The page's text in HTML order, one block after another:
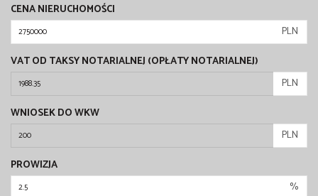
CENA NIERUCHOMOŚCI
PLN
VAT OD TAKSY NOTARIALNEJ (OPŁATY NOTARIALNEJ)
PLN
WNIOSEK DO WKW
PLN
PROWIZJA
%